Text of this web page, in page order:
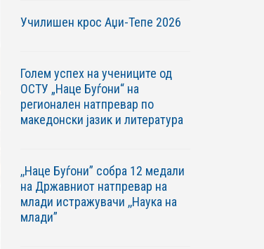
Училишен крос Аџи-Тепе 2026
Голем успех на учениците од
ОСТУ „Наце Буѓони“ на
регионален натпревар по
македонски јазик и литература
,,Наце Буѓони” собра 12 медали
на Државниот натпревар на
млади истражувачи ,,Наука на
млади”